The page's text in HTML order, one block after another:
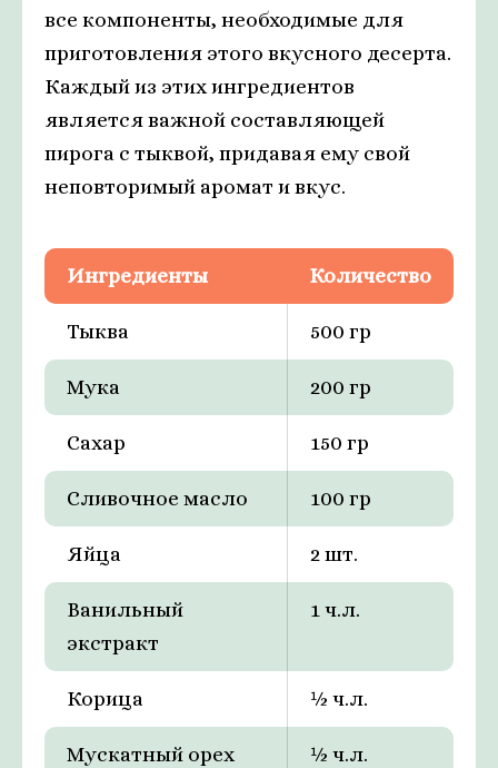
все компоненты, необходимые для
приготовления этого вкусного десерта.
Каждый из этих ингредиентов
является важной составляющей
пирога с тыквой, придавая ему свой
неповторимый аромат и вкус.
Ингредиенты Количество
Тыква 500 гр
Мука 200 гр
Сахар 150 гр
Сливочное масло 100 гр
Яйца 2 шт.
Ванильный
экстракт
1 ч.л.
Корица ½ ч.л.
Мускатный орех ½ ч.л.